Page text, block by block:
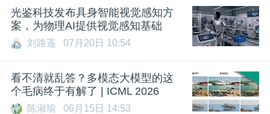
光鉴科技发布具身智能视觉感知方
案，为物理AI提供视觉感知基础
刘路遥 07月20日 10:54
看不清就乱答？多模态大模型的这
个毛病终于有解了 | ICML 2026
陈淑瑜 06月15日 14:53